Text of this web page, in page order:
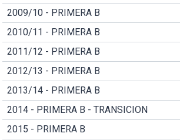
2009/10 - PRIMERA B
2010/11 - PRIMERA B
2011/12 - PRIMERA B
2012/13 - PRIMERA B
2013/14 - PRIMERA B
2014 - PRIMERA B - TRANSICION
2015 - PRIMERA B